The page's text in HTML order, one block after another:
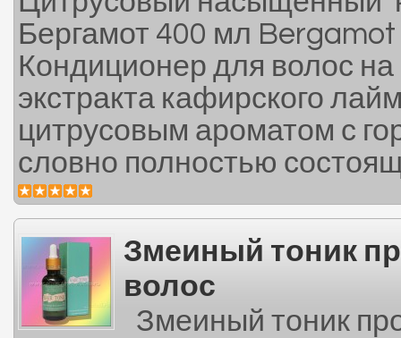
Бергамот 400 мл
Кондиционер для волос
экстракта кафирского
цитрусовым ароматом с
словно полностью
Змеиный тоник
волос
Змеиный тоник